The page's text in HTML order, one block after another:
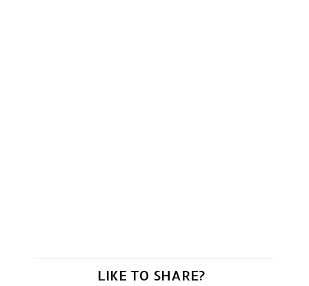
LIKE TO SHARE?